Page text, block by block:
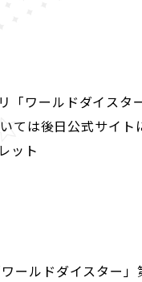
「ワールドダイス
ては後日公式サイト
ット
ールドダイスター」